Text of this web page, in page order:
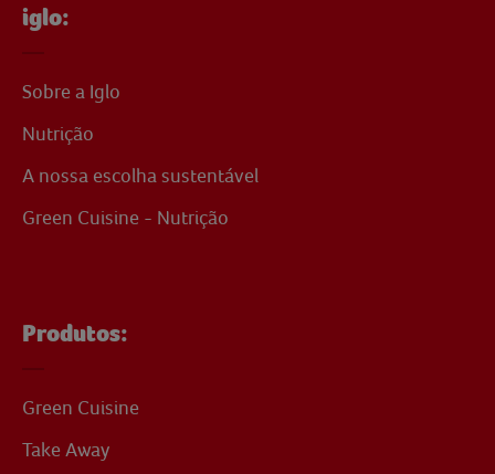
iglo:
Sobre a Iglo
Nutrição
A nossa escolha sustentável
Green Cuisine - Nutrição
Produtos:
Green Cuisine
Take Away